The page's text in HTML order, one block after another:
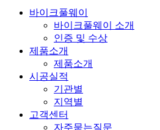
바이크풀웨이
바이크풀웨이 소개
인증 및 수상
제품소개
제품소개
시공실적
기관별
지역별
고객센터
자주묻는질문